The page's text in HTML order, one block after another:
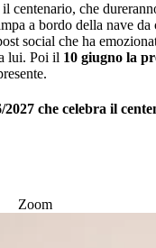
centenario, che
a bordo della nave
social che ha
lui. Poi il 10 giugno la
che celebra il
Zoom